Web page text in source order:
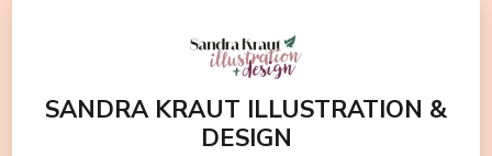
(EnterSANDRA KRAUT ILLUSTRATION &
DESIGN